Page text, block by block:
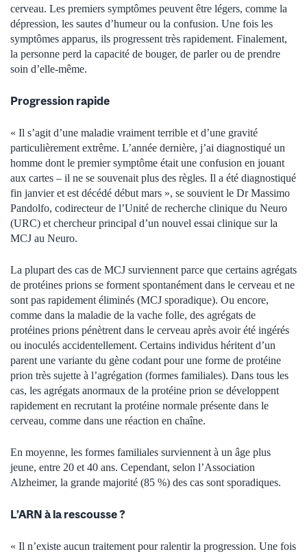
cerveau. Les premiers symptômes peuvent être légers, comme la
dépression, les sautes d’humeur ou la confusion. Une fois les
symptômes apparus, ils progressent très rapidement. Finalement,
la personne perd la capacité de bouger, de parler ou de prendre
soin d’elle-même.
Progression rapide
« Il s’agit d’une maladie vraiment terrible et d’une gravité
particulièrement extrême. L’année dernière, j’ai diagnostiqué un
homme dont le premier symptôme était une confusion en jouant
aux cartes – il ne se souvenait plus des règles. Il a été diagnostiqué
fin janvier et est décédé début mars », se souvient le Dr Massimo
Pandolfo, codirecteur de l’Unité de recherche clinique du Neuro
(URC) et chercheur principal d’un nouvel essai clinique sur la
MCJ au Neuro.
La plupart des cas de MCJ surviennent parce que certains agrégats
de protéines prions se forment spontanément dans le cerveau et ne
sont pas rapidement éliminés (MCJ sporadique). Ou encore,
comme dans la maladie de la vache folle, des agrégats de
protéines prions pénètrent dans le cerveau après avoir été ingérés
ou inoculés accidentellement. Certains individus héritent d’un
parent une variante du gène codant pour une forme de protéine
prion très sujette à l’agrégation (formes familiales). Dans tous les
cas, les agrégats anormaux de la protéine prion se développent
rapidement en recrutant la protéine normale présente dans le
cerveau, comme dans une réaction en chaîne.
En moyenne, les formes familiales surviennent à un âge plus
jeune, entre 20 et 40 ans. Cependant, selon l’Association
Alzheimer, la grande majorité (85 %) des cas sont sporadiques.
L’ARN à la rescousse ?
« Il n’existe aucun traitement pour ralentir la progression. Une fois